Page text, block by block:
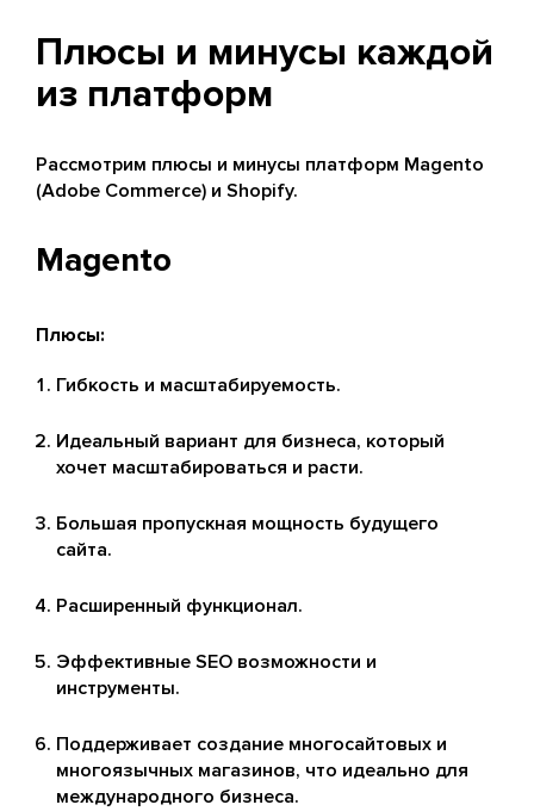
Плюсы и минусы каждой
из платформ
Рассмотрим плюсы и минусы платформ Magento
(Adobe Commerce) и Shopify.
Magento
Плюсы:
Гибкость и масштабируемость.
Идеальный вариант для бизнеса, который
хочет масштабироваться и расти.
Большая пропускная мощность будущего
сайта.
Расширенный функционал.
Эффективные SEO возможности и
инструменты.
Поддерживает создание многосайтовых и
многоязычных магазинов, что идеально для
международного бизнеса.